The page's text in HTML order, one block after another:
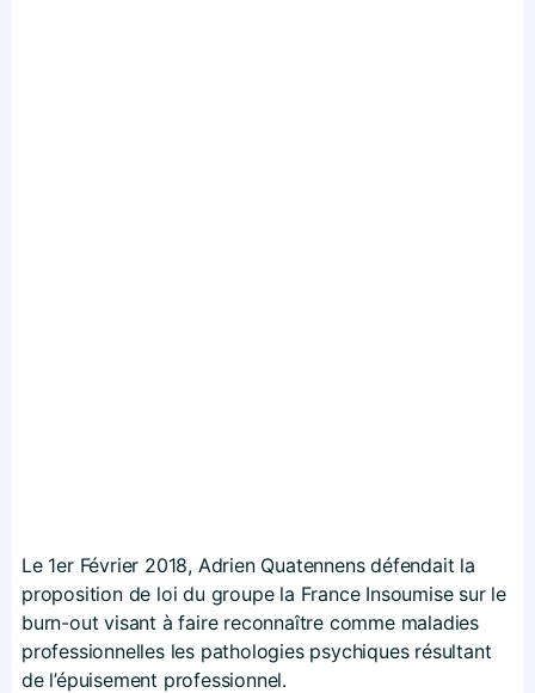
Le 1er Février 2018, Adrien Quatennens défendait la
proposition de loi du groupe la France Insoumise sur le
burn-out visant à faire reconnaître comme maladies
professionnelles les pathologies psychiques résultant
de l’épuisement professionnel.